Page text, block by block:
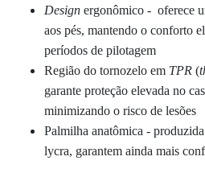
Design ergonômico - oferece
aos pés, mantendo o conforto
períodos de pilotagem
Região do tornozelo em TPR (
garante proteção elevada no
minimizando o risco de lesões
Palmilha anatômica -
lycra, garantem ainda mais